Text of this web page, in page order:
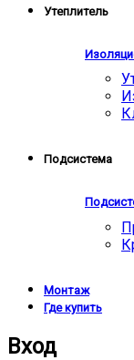
Утеплитель
Подсистема
Монтаж
Где купить
Вход